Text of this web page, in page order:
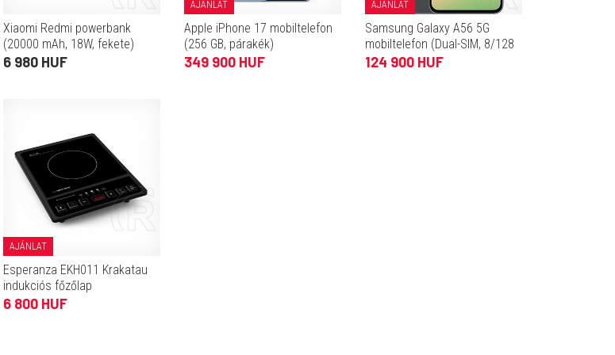
Xiaomi Redmi powerbank
(20000 mAh, 18W, fekete)
6 980 HUF
AJÁNLAT
Apple iPhone 17 mobiltelefon
(256 GB, párakék)
349 900 HUF
AJÁNLAT
Samsung Galaxy A56 5G
mobiltelefon (Dual-SIM, 8/128
GB, grafitszürke)
124 900 HUF
AJÁNLAT
Esperanza EKH011 Krakatau
indukciós főzőlap
6 800 HUF